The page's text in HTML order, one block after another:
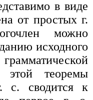
в виде
от простых г.
можно
исходного
теоремы
с. сводится к